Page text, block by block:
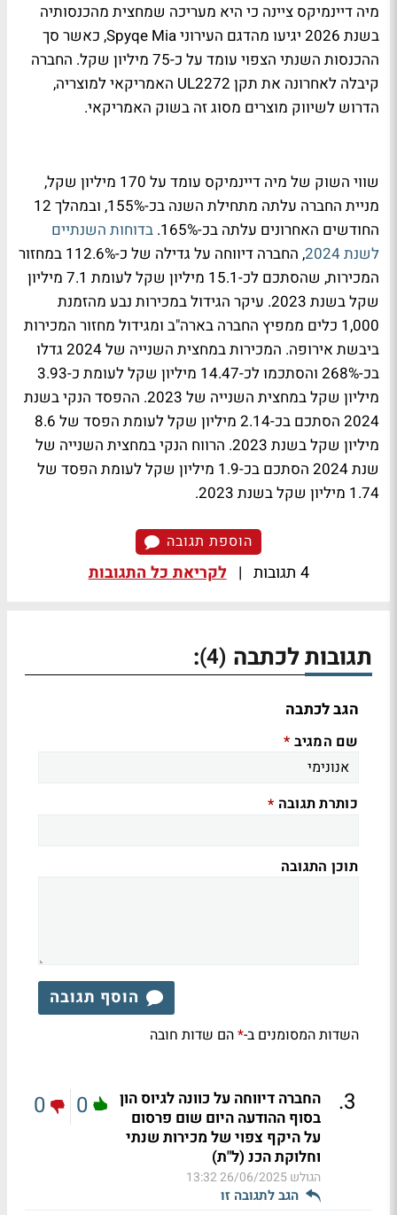
מיה דיינמיקס ציינה כי היא מעריכה שמחצית מהכנסותיה
בשנת 2026 יגיעו מהדגם העירוני Spyqe Mia, כאשר סך
ההכנסות השנתי הצפוי עומד על כ-75 מיליון שקל. החברה
קיבלה לאחרונה את תקן UL2272 האמריקאי למוצריה,
הדרוש לשיווק מוצרים מסוג זה בשוק האמריקאי.
שווי השוק של מיה דיינמיקס עומד על 170 מיליון שקל,
מניית החברה עלתה מתחילת השנה בכ-155%, ובמהלך 12
החודשים האחרונים עלתה בכ-165%.
בדוחות השנתיים
לשנת 2024
, החברה דיווחה על גדילה של כ-112.6% במחזור
המכירות, שהסתכם לכ-15.1 מיליון שקל לעומת 7.1 מיליון
שקל בשנת 2023. עיקר הגידול במכירות נבע מהזמנת
1,000 כלים ממפיץ החברה בארה"ב ומגידול מחזור המכירות
ביבשת אירופה. המכירות במחצית השנייה של 2024 גדלו
בכ-268% והסתכמו לכ-14.47 מיליון שקל לעומת כ-3.93
מיליון שקל במחצית השנייה של 2023. ההפסד הנקי בשנת
2024 הסתכם בכ-2.14 מיליון שקל לעומת הפסד של 8.6
מיליון שקל בשנת 2023. הרווח הנקי במחצית השנייה של
שנת 2024 הסתכם בכ-1.9 מיליון שקל לעומת הפסד של
1.74 מיליון שקל בשנת 2023.
הוספת תגובה
4 תגובות | לקריאת כל התגובות
תגובות לכתבה (4)
:
הגב לכתבה
שם המגיב *
כותרת תגובה *
תוכן התגובה
הוסף תגובה
השדות המסומנים ב-*הם שדות חובה
3
.
החברה דיווחה על כוונה לגיוס הון
בסוף ההודעה היום שום פרסום
על היקף צפוי של מכירות שנתי
וחלוקת הכנ (ל"ת)
הגולש26/06/2025 13:32
הגב לתגובה זו
0
0